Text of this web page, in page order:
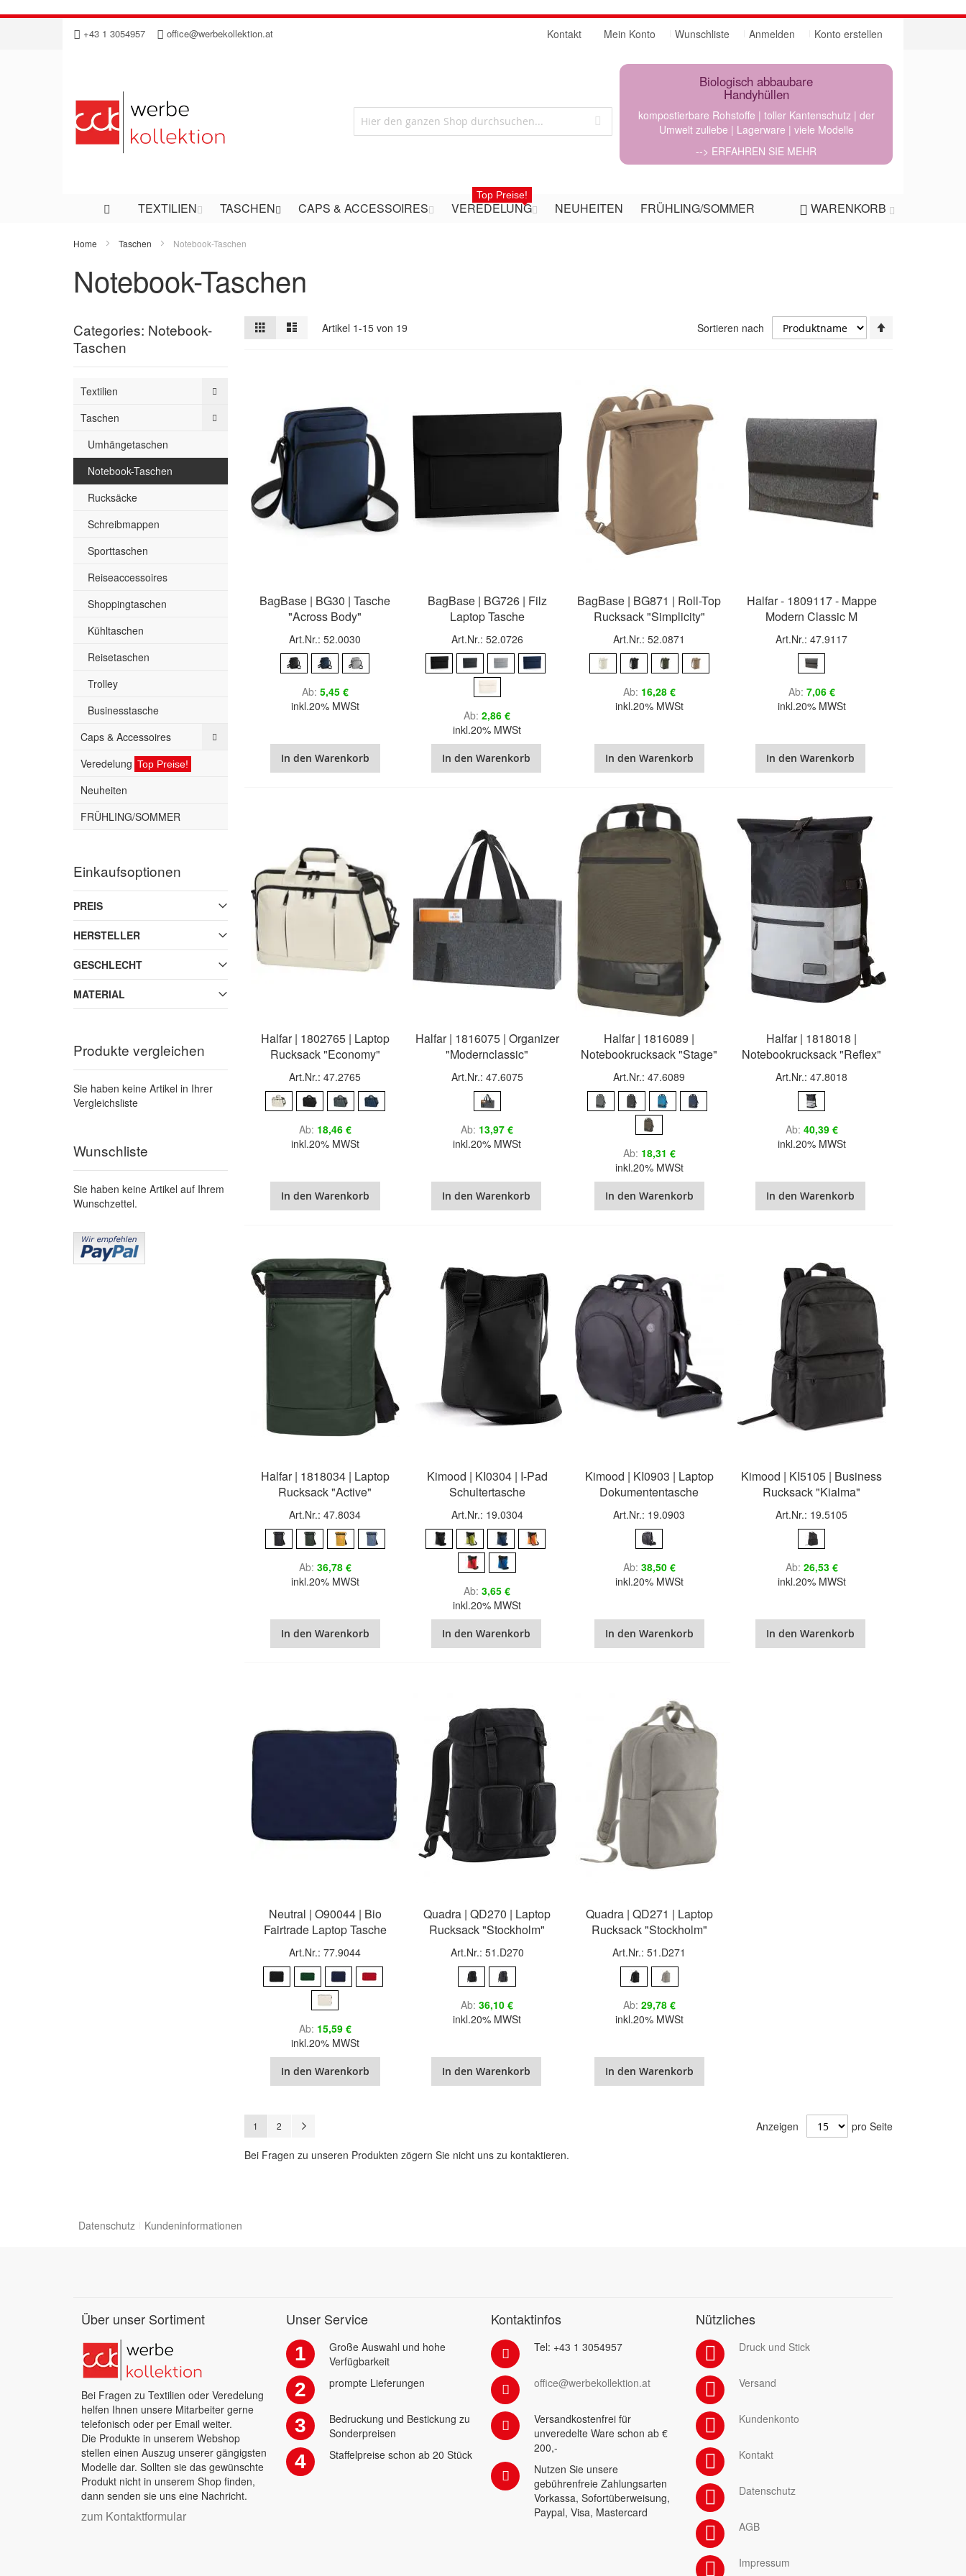
Direkt
Inhalt
+43 1 3054957 office@werbekollektion.at Mein Konto Wunschliste Anmelden Konto erstellen
Kontakt
Biologisch abbaubare
Handyhüllen
kompostierbare Rohstoffe | toller Kantenschutz | der
Umwelt zuliebe | Lagerware | viele Modelle
--> ERFAHREN SIE MEHR
WARENKORB
TEXTILIEN TASCHEN CAPS & ACCESSOIRES VEREDELUNG
Top Preise!
NEUHEITEN FRÜHLING/SOMMER
Home Taschen Notebook-Taschen
Notebook-Taschen
Ansicht
als
Raster Artikel 1-15von 19 Sortieren nach
BagBase | BG30 | Tasche
"Across Body"
Art.Nr.: 52.0030
Ab 5,45 €
inkl.20% MWSt
In den Warenkorb
BagBase | BG726 | Filz
Laptop Tasche
Art.Nr.: 52.0726
Ab 2,86 €
inkl.20% MWSt
In den Warenkorb
BagBase | BG871 | Roll-Top
Rucksack "Simplicity"
Art.Nr.: 52.0871
Ab 16,28 €
inkl.20% MWSt
In den Warenkorb
Halfar - 1809117 - Mappe
Modern Classic M
Art.Nr.: 47.9117
Ab 7,06 €
inkl.20% MWSt
In den Warenkorb
Halfar | 1802765 | Laptop
Rucksack "Economy"
Art.Nr.: 47.2765
Ab 18,46 €
inkl.20% MWSt
In den Warenkorb
Halfar | 1816075 | Organizer
"Modernclassic"
Art.Nr.: 47.6075
Ab 13,97 €
inkl.20% MWSt
In den Warenkorb
Halfar | 1816089 |
Notebookrucksack "Stage"
Art.Nr.: 47.6089
Ab 18,31 €
inkl.20% MWSt
In den Warenkorb
Halfar | 1818018 |
Notebookrucksack "Reflex"
Art.Nr.: 47.8018
Ab 40,39 €
inkl.20% MWSt
In den Warenkorb
Halfar | 1818034 | Laptop
Rucksack "Active"
Art.Nr.: 47.8034
Ab 36,78 €
inkl.20% MWSt
In den Warenkorb
Kimood | KI0304 | I-Pad
Schultertasche
Art.Nr.: 19.0304
Ab 3,65 €
inkl.20% MWSt
In den Warenkorb
Kimood | KI0903 | Laptop
Dokumententasche
Art.Nr.: 19.0903
Ab 38,50 €
inkl.20% MWSt
In den Warenkorb
Kimood | KI5105 | Business
Rucksack "Kialma"
Art.Nr.: 19.5105
Ab 26,53 €
inkl.20% MWSt
In den Warenkorb
Neutral | O90044 | Bio
Fairtrade Laptop Tasche
Art.Nr.: 77.9044
Ab 15,59 €
inkl.20% MWSt
In den Warenkorb
Quadra | QD270 | Laptop
Rucksack "Stockholm"
Art.Nr.: 51.D270
Ab 36,10 €
inkl.20% MWSt
In den Warenkorb
Quadra | QD271 | Laptop
Rucksack "Stockholm"
Art.Nr.: 51.D271
Ab 29,78 €
inkl.20% MWSt
In den Warenkorb
Seite
Sie lesen gerade Seite
1 Seite
2 Anzeigen
pro Seite
Bei Fragen zu unseren Produkten zögern Sie nicht uns zu kontaktieren.
Categories: Notebook-
Taschen
Textilien
Taschen
Umhängetaschen
Notebook-Taschen
Rucksäcke
Schreibmappen
Sporttaschen
Reiseaccessoires
Shoppingtaschen
Kühltaschen
Reisetaschen
Trolley
Businesstasche
Caps & Accessoires
Veredelung Top Preise!
Neuheiten
FRÜHLING/SOMMER
Einkaufsoptionen
PREIS
HERSTELLER
GESCHLECHT
MATERIAL
Produkte vergleichen
Sie haben keine Artikel in Ihrer
Vergleichsliste
Wunschliste
Sie haben keine Artikel auf Ihrem
Wunschzettel.
Datenschutz Kundeninformationen
Über unser Sortiment
Bei Fragen zu Textilien oder Veredelung
helfen Ihnen unsere Mitarbeiter gerne
telefonisch oder per Email weiter.
Die Produkte in unserem Webshop
stellen einen Auszug unserer gängigsten
Modelle dar. Sollten sie das gewünschte
Produkt nicht in unserem Shop finden,
dann senden sie uns eine Nachricht.
zum Kontaktformular
Unser Service
1
Große Auswahl und hohe
Verfügbarkeit
2 prompte Lieferungen
3
Bedruckung und Bestickung zu
Sonderpreisen
4 Staffelpreise schon ab 20 Stück
Kontaktinfos
Tel: +43 1 3054957
office@werbekollektion.at
Versandkostenfrei für
unveredelte Ware schon ab €
200,-
Nutzen Sie unsere
gebührenfreie Zahlungsarten
Vorkassa, Sofortüberweisung,
Paypal, Visa, Mastercard
Nützliches
Druck und Stick
Versand
Kundenkonto
Kontakt
Datenschutz
AGB
Impressum